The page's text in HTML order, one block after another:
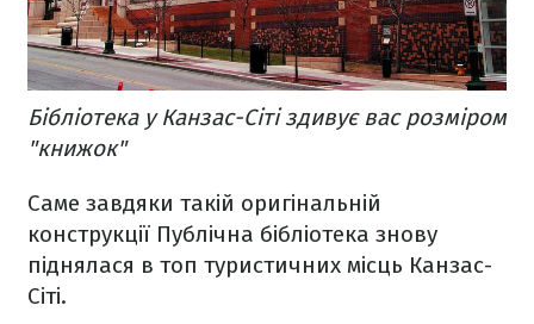
Бібліотека у Канзас-Сіті здивує вас розміром
"книжок"
Саме завдяки такій оригінальній
конструкції Публічна бібліотека знову
піднялася в топ туристичних місць Канзас-
Сіті.